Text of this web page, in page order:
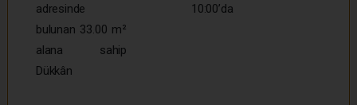
adresinde
bulunan 33.00 m²
alana sahip
Dükkân
10:00’da